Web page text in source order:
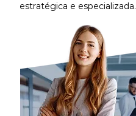
estratégica e especializada.